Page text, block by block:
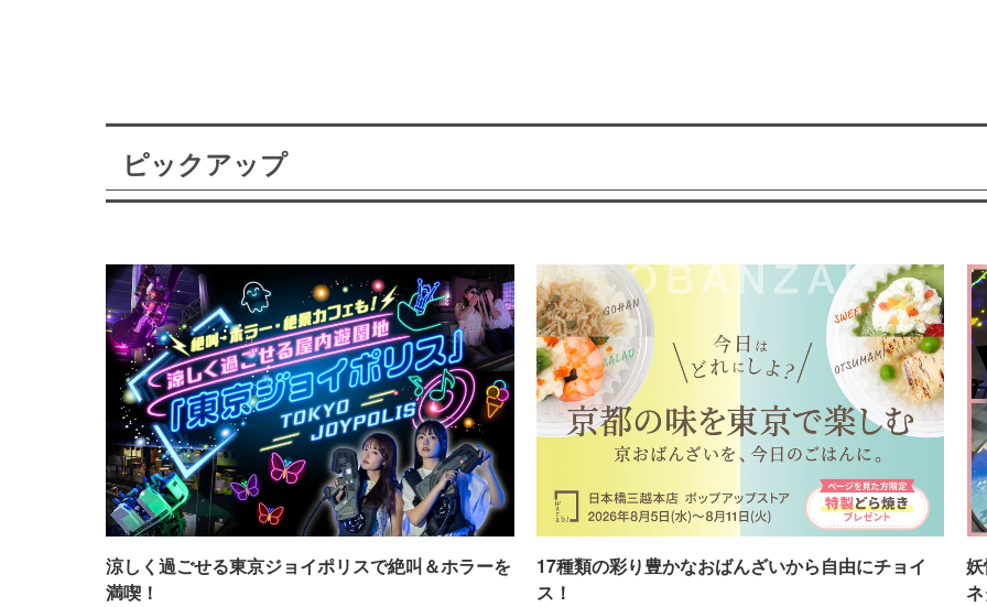
ピックアップ
涼しく過ごせる東京ジョイポリスで絶叫＆ホラーを
満喫！
17種類の彩り豊かなおばんざいから自由にチョイ
ス！